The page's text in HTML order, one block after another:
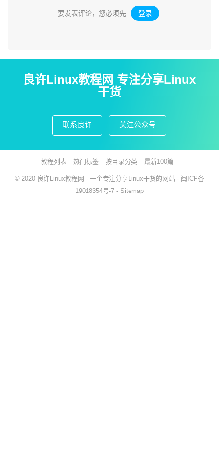
要发表评论，您必须先 登录 。
良许Linux教程网 专注分享Linux
干货
联系良许 关注公众号
教程列表 热门标签 按目录分类 最新100篇
© 2020 良许Linux教程网 - 一个专注分享Linux干货的网站 - 闽ICP备
19018354号-7 - Sitemap